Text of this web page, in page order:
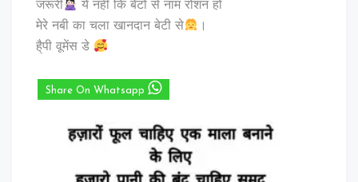
जरूरी
ये नहीं कि बेटों से नाम रोशन हो
मेरे नबी का चला खानदान बेटी से
।
है्पी वूमेंस डे
Share On Whatsapp